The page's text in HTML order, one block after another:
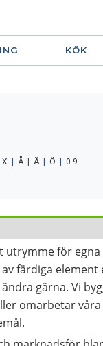
KÖK
X Å| Ä| Ö 0-9
utrymme för
färdiga element
gärna. Vi
omarbetar våra